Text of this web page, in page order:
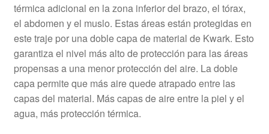
térmica adicional en la zona inferior del brazo, el tórax,
el abdomen y el muslo. Estas áreas están protegidas en
este traje por una doble capa de material de Kwark. Esto
garantiza el nivel más alto de protección para las áreas
propensas a una menor protección del aire. La doble
capa permite que más aire quede atrapado entre las
capas del material. Más capas de aire entre la piel y el
agua, más protección térmica.